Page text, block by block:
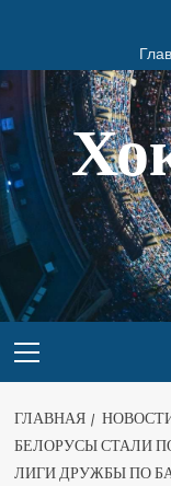
ГЛАВНАЯ
БЕЛОРУСЫ СТАЛИ
ЛИГИ ДРУЖБЫ ПО